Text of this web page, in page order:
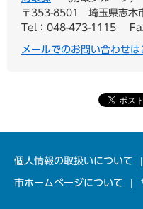
〒353-8501
埼玉県志
Tel：048-473-1115
メールでのお問い合わせは
個人情報の取扱いについて
市ホームページについて